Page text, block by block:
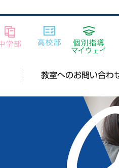
教室へのお問い合わ